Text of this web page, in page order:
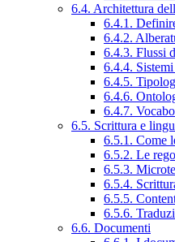
6.4. Architettura
6.4.1.
6.4.2.
6.4.3. Flussi
6.4.4.
6.4.5.
6.4.6.
6.4.7.
6.5. Scrittura e
6.5.1. Come
6.5.2. Le
6.5.3.
6.5.4.
6.5.5.
6.5.6.
6.6. Documenti